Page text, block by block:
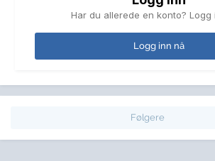
Har du allerede en konto? Logg
Logg inn nå
Følgere